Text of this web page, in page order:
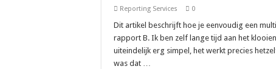
Reporting Services 0
Dit artikel beschrijft hoe je eenvoudig een
rapport B. Ik ben zelf lange tijd aan het
uiteindelijk erg simpel, het werkt precies
was dat …